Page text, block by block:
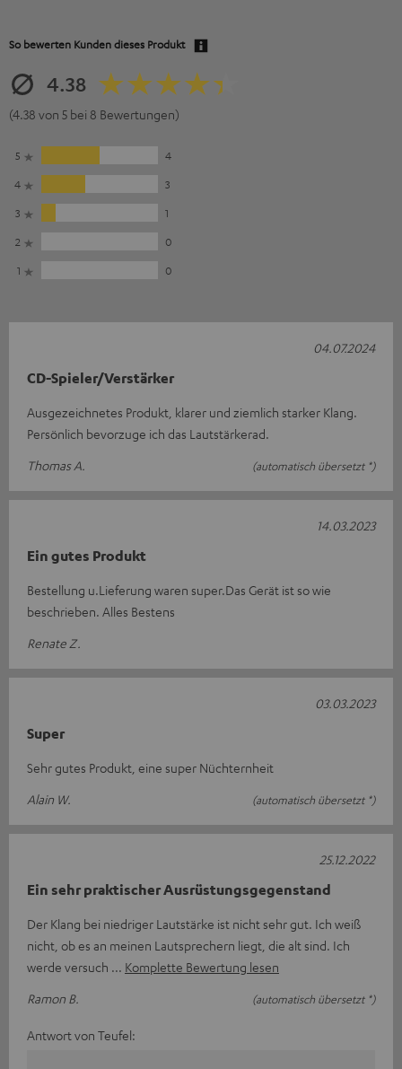
So bewerten Kunden dieses Produkt
4.38
(4.38 von 5 bei 8 Bewertungen)
5
4
4
3
3
1
2
0
1
0
CD-Spieler/Verstärker
Ausgezeichnetes Produkt, klarer und ziemlich starker Klang.
Persönlich bevorzuge ich das Lautstärkerad.
Thomas A.
(automatisch übersetzt *)
04.07.2024
Ein gutes Produkt
Bestellung u.Lieferung waren super.Das Gerät ist so wie
beschrieben. Alles Bestens
Renate Z.
14.03.2023
Super
Sehr gutes Produkt, eine super Nüchternheit
Alain W.
(automatisch übersetzt *)
03.03.2023
Ein sehr praktischer Ausrüstungsgegenstand
Der Klang bei niedriger Lautstärke ist nicht sehr gut. Ich weiß
nicht, ob es an meinen Lautsprechern liegt, die alt sind. Ich
werde versuch
Komplette Bewertung lesen
Ramon B.
(automatisch übersetzt *)
25.12.2022
Antwort von Teufel: